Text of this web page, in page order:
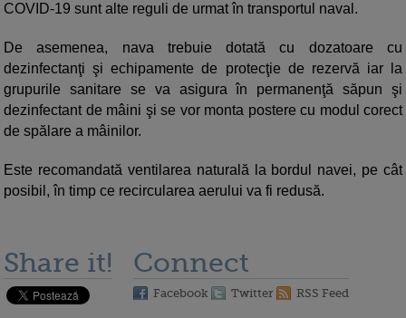
COVID-19 sunt alte reguli de urmat în transportul naval.
De asemenea, nava trebuie dotată cu dozatoare cu
dezinfectanţi şi echipamente de protecţie de rezervă iar la
grupurile sanitare se va asigura în permanenţă săpun şi
dezinfectant de mâini şi se vor monta postere cu modul corect
de spălare a mâinilor.
Este recomandată ventilarea naturală la bordul navei, pe cât
posibil, în timp ce recircularea aerului va fi redusă.
Share it! Connect
Facebook Twitter RSS Feed